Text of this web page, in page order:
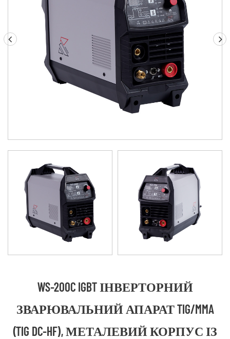
WS-200C IGBT ІНВЕРТОРНИЙ
ЗВАРЮВАЛЬНИЙ АПАРАТ TIG/MMA
(TIG DC-HF), МЕТАЛЕВИЙ КОРПУС ІЗ